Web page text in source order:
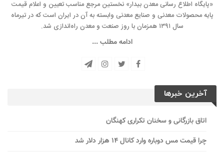
«پایگاه اطلاع رسانی معدن بیدار» نخستین مرجع مناسب تعیین و اعلام قیمت
پایه محصولات معدنی و صنایع معدنی وابسته به آن در ایران است که در تیرماه
سال ۱۳۹۱ همزمان با روز صنعت و معدن راه‌‌اندازی شد.
ادامه مطلب ...
آخرین خبرها
اتاق بازرگانی و سخنان تکراری کهنگان
چرا قیمت مس دوباره وارد کانال ۱۴ هزار دلار شد